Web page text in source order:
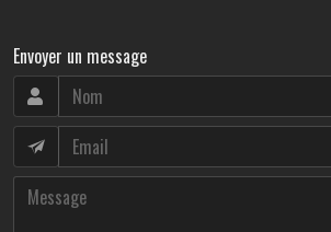
Envoyer un message